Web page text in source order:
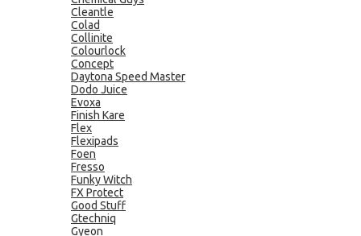
Cleantle
Colad
Collinite
Colourlock
Concept
Daytona Speed Master
Dodo Juice
Evoxa
Finish Kare
Flex
Flexipads
Foen
Fresso
Funky Witch
FX Protect
Good Stuff
Gtechniq
Gyeon